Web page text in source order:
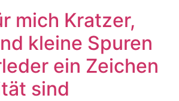
mich Kratzer,
kleine Spuren
ein Zeichen
sind